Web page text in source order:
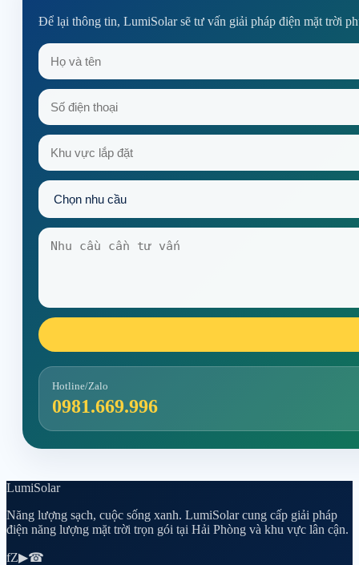
Để lại thông tin, LumiSolar sẽ tư vấn giải pháp điện mặt trời
Hotline/Zalo
0981.669.996
LumiSolar
Năng lượng sạch, cuộc sống xanh. LumiSolar cung cấp giải pháp
điện năng lượng mặt trời trọn gói tại Hải Phòng và khu vực lân cận.
fZ▶☎